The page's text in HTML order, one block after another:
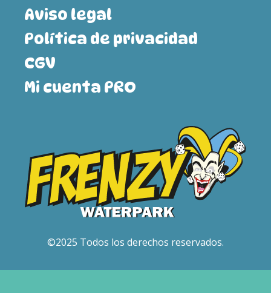
©2025 Todos los derechos reservados.
Aviso legal
Política de privacidad
CGV
Mi cuenta PRO